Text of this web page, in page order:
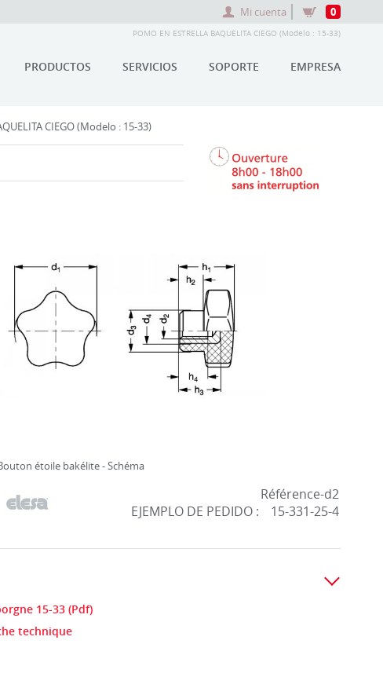
Mi cuenta 0
POMO EN ESTRELLA BAQUELITA CIEGO (Modelo : 15-33)
PRODUCTOS SERVICIOS SOPORTE EMPRESA
CIEGO (Modelo : 15-33)
étoile bakélite - Schéma
EJEMPLO DE PEDIDO :
Référence-d2
15-331-25-4
15-33 (Pdf)
technique